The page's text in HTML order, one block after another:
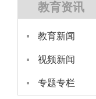
教育资讯
教育新闻
视频新闻
专题专栏